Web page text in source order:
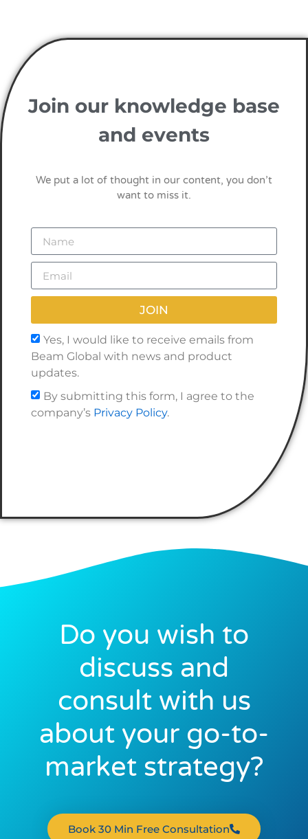
Join our knowledge base
and events
We put a lot of thought in our content, you don’t
want to miss it.
Yes, I would like to receive emails from
Beam Global with news and product
updates.
By submitting this form, I agree to the
company’s Privacy Policy.
JOIN
Do you wish to
discuss and
consult with us
about your go-to-
market strategy?
Book 30 Min Free Consultation